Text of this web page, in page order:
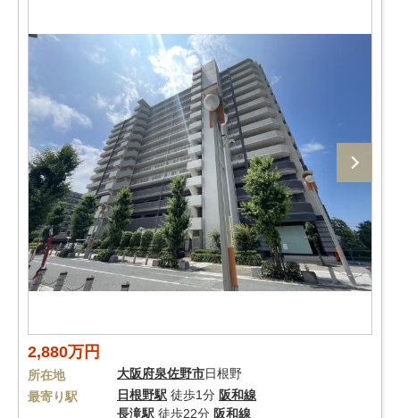
2,880万円
所在地 大阪府泉佐野市日根野
最寄り駅
日根野駅 徒歩1分 阪和線
長滝駅 徒歩22分 阪和線